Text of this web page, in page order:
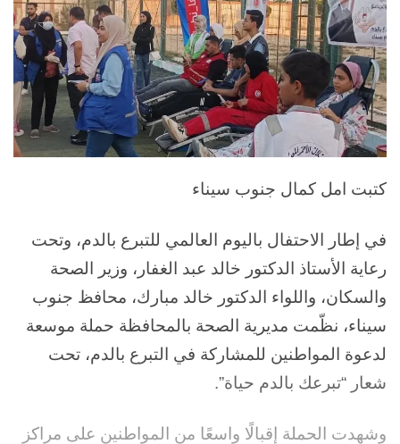
كتبت امل كمال جنوب سيناء
في إطار الاحتفال باليوم العالمي للتبرع بالدم، وتحت
رعاية الأستاذ الدكتور خالد عبد الغفار، وزير الصحة
والسكان، واللواء الدكتور خالد مبارك، محافظ جنوب
سيناء، نظّمت مديرية الصحة بالمحافظة حملة موسعة
لدعوة المواطنين للمشاركة في التبرع بالدم، تحت
شعار “تبرعك بالدم حياة”.
وشهدت الحملة إقبالًا واسعًا من المواطنين على مراكز